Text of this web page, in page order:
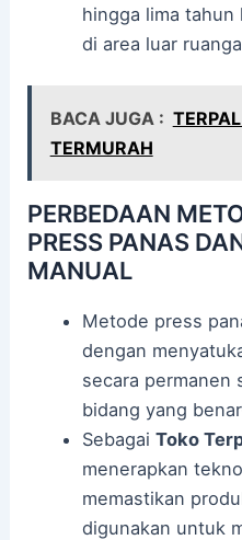
hingga lima
di area luar
BACA JUGA :
TERMURAH
PERBEDAAN
PRESS PANAS
MANUAL
Metode press
dengan
secara permanen
bidang yang
Sebagai Toko
menerapkan
memastikan
digunakan untuk